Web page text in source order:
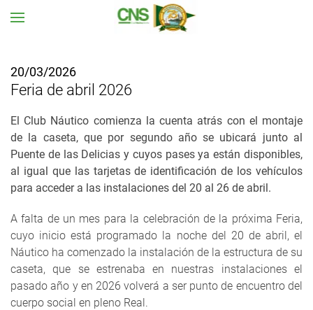
20/03/2026
Feria de abril 2026
El Club Náutico comienza la cuenta atrás con el montaje
de la caseta, que por segundo año se ubicará junto al
Puente de las Delicias y cuyos pases ya están disponibles,
al igual que las tarjetas de identificación de los vehículos
para acceder a las instalaciones del 20 al 26 de abril.
A falta de un mes para la celebración de la próxima Feria,
cuyo inicio está programado la noche del 20 de abril, el
Náutico ha comenzado la instalación de la estructura de su
caseta, que se estrenaba en nuestras instalaciones el
pasado año y en 2026 volverá a ser punto de encuentro del
cuerpo social en pleno Real.